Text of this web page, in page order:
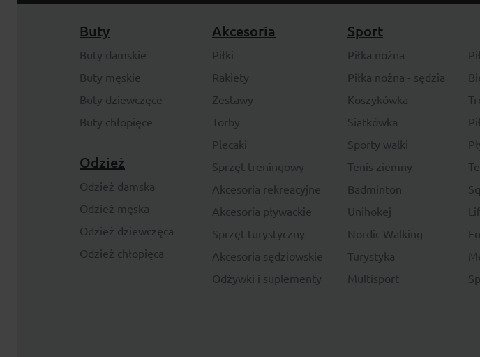
Buty
Buty damskie
Buty męskie
Buty dziewczęce
Buty chłopięce
Odzież
Odzież damska
Odzież męska
Odzież dziewczęca
Odzież chłopięca
Akcesoria
Piłki
Rakiety
Zestawy
Torby
Plecaki
Sprzęt treningowy
Akcesoria rekreacyjne
Akcesoria pływackie
Sprzęt turystyczny
Akcesoria sędziowskie
Odżywki i suplementy
Sport
Piłka nożna
Piłka nożna - sędzia
Koszykówka
Siatkówka
Sporty walki
Tenis ziemny
Badminton
Unihokej
Nordic Walking
Turystyka
Multisport